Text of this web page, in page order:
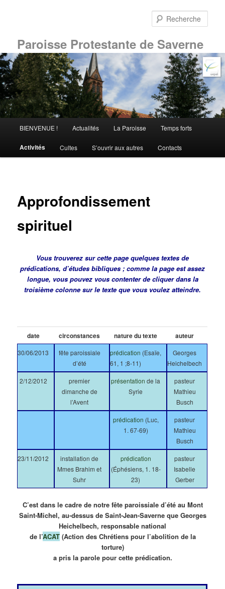
Paroisse Protestante de Saverne
principal
BIENVENUE ! Actualités La Paroisse Temps forts
Activités Cultes S’ouvrir aux autres Contacts
Approfondissement
spirituel
Vous trouverez sur cette page quelques textes de
prédications, d’études bibliques ; comme la page est assez
longue, vous pouvez vous contenter de cliquer dans la
troisième colonne sur le texte que vous voulez atteindre.
date circonstances nature du texte auteur
30/06/2013
fête paroissiale
d’été
prédication (Esaïe,
61, 1 ;8-11)
Georges
Heichelbech
2/12/2012
premier
dimanche de
l’Avent
présentation de la
Syrie
pasteur
Mathieu
Busch
prédication (Luc,
1. 67-69)
pasteur
Mathieu
Busch
23/11/2012
installation de
Mmes Brahim et
Suhr
prédication
(Éphésiens, 1. 18-
23)
pasteur
Isabelle
Gerber
C’est dans le cadre de notre fête paroissiale d’été au Mont
Saint-Michel, au-dessus de Saint-Jean-Saverne que Georges
Heichelbech, responsable national
de l’ACAT (Action des Chrétiens pour l’abolition de la
torture)
a pris la parole pour cette prédication.